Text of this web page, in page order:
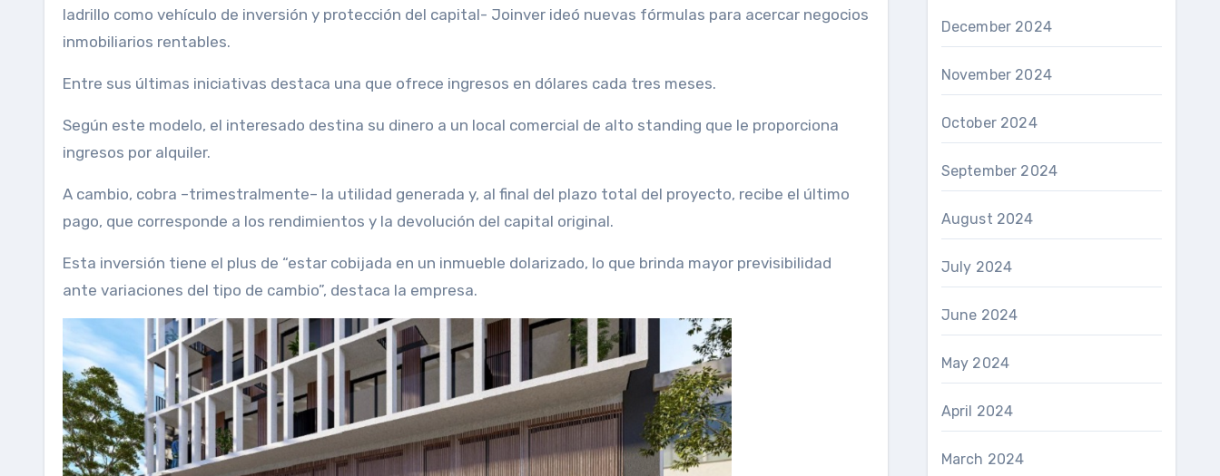
ladrillo como vehículo de inversión y protección del capital- Joinver ideó nuevas fórmulas para acercar negocios
inmobiliarios rentables.
Entre sus últimas iniciativas destaca una que ofrece ingresos en dólares cada tres meses.
Según este modelo, el interesado destina su dinero a un local comercial de alto standing que le proporciona
ingresos por alquiler.
A cambio, cobra –trimestralmente– la utilidad generada y, al final del plazo total del proyecto, recibe el último
pago, que corresponde a los rendimientos y la devolución del capital original.
Esta inversión tiene el plus de “estar cobijada en un inmueble dolarizado, lo que brinda mayor previsibilidad
ante variaciones del tipo de cambio”, destaca la empresa.
December 2024
November 2024
October 2024
September 2024
August 2024
July 2024
June 2024
May 2024
April 2024
March 2024